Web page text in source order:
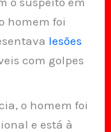
homem foi
lesões
com golpes
o homem foi
e está à